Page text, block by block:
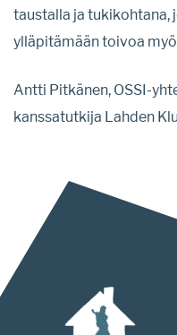
taustalla ja tukikohtana,
ylläpitämään toivoa
Antti Pitkänen, OSSI-
kanssatutkija Lahden